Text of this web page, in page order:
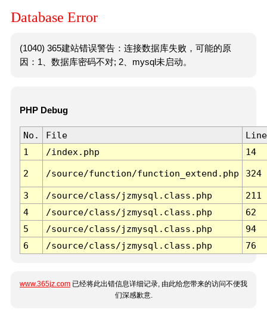
Database Error
(1040) 365建站错误警告：连接数据库失败，可能的原
因：1、数据库密码不对; 2、mysql未启动。
PHP Debug
No. File
Line
1
/index.php 14
2 /source/function/function_extend.php 324
3 /source/class/jzmysql.class.php
211
4
/source/class/jzmysql.class.php
62
5
/source/class/jzmysql.class.php
94
6
/source/class/jzmysql.class.php 76
www.365jz.com 已经将此出错信息详细记录, 由此给您带来的访问不便我
们深感歉意.